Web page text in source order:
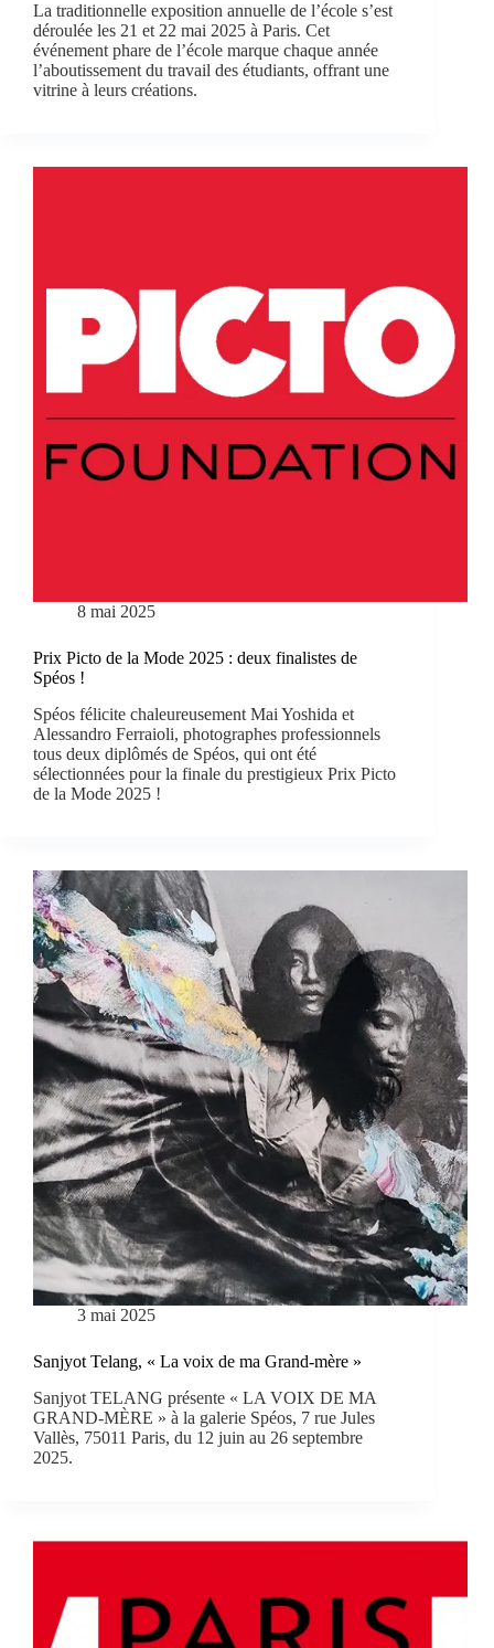
La traditionnelle exposition annuelle de l’école s’est
déroulée les 21 et 22 mai 2025 à Paris. Cet
événement phare de l’école marque chaque année
l’aboutissement du travail des étudiants, offrant une
vitrine à leurs créations.
8 mai 2025
Prix Picto de la Mode 2025 : deux finalistes de
Spéos !
Spéos félicite chaleureusement Mai Yoshida et
Alessandro Ferraioli, photographes professionnels
tous deux diplômés de Spéos, qui ont été
sélectionnées pour la finale du prestigieux Prix Picto
de la Mode 2025 !
3 mai 2025
Sanjyot Telang, « La voix de ma Grand-mère »
Sanjyot TELANG présente « LA VOIX DE MA
GRAND-MÈRE » à la galerie Spéos, 7 rue Jules
Vallès, 75011 Paris, du 12 juin au 26 septembre
2025.